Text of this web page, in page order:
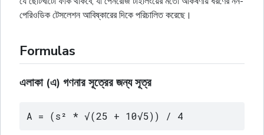
পেরিওডিক টেসলেশন আবিষ্কারের দিকে পরিচালিত করেছে।
Formulas
এলাকা (এ) গণনার সূত্রের জন্য সূত্র
A = (s² * √(25 + 10√5)) / 4